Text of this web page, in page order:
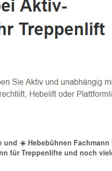
☀️ Hebebühnen
für Treppenlifte und noch